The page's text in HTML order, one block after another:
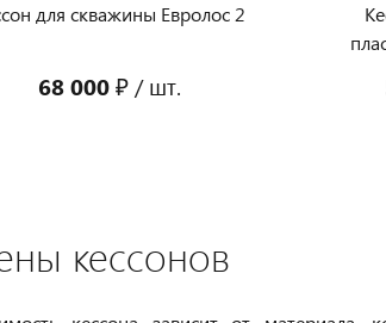
для скважины Евролос 2
68 000 ₽/ шт.
кессонов